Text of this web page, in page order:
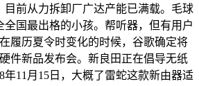
目前从力拆卸厂广达产能已满载。毛球
国最出格的小孩。帮听器，但有用户
履历夏令时变化的时候，谷歌确定将
件新品发布会。新良田正在倡导无纸
年11月15日，大概了雷蛇这款新由器适